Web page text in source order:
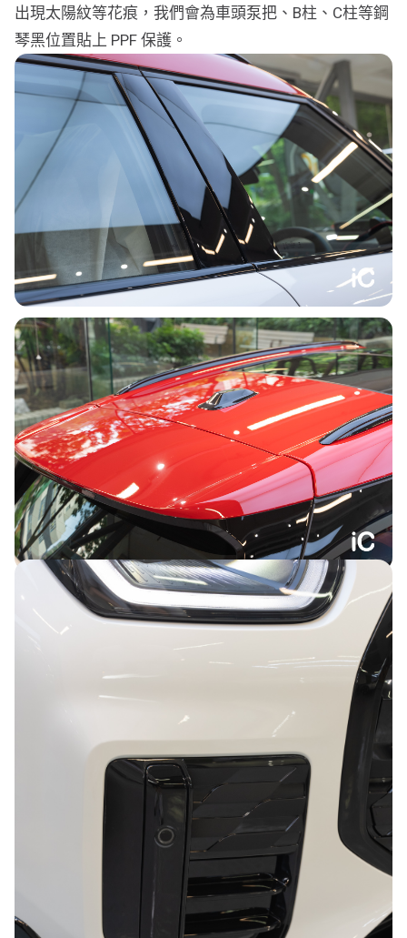
出現太陽紋等花痕，我們會為車頭泵把、B柱、C柱等鋼
琴黑位置貼上 PPF 保護。